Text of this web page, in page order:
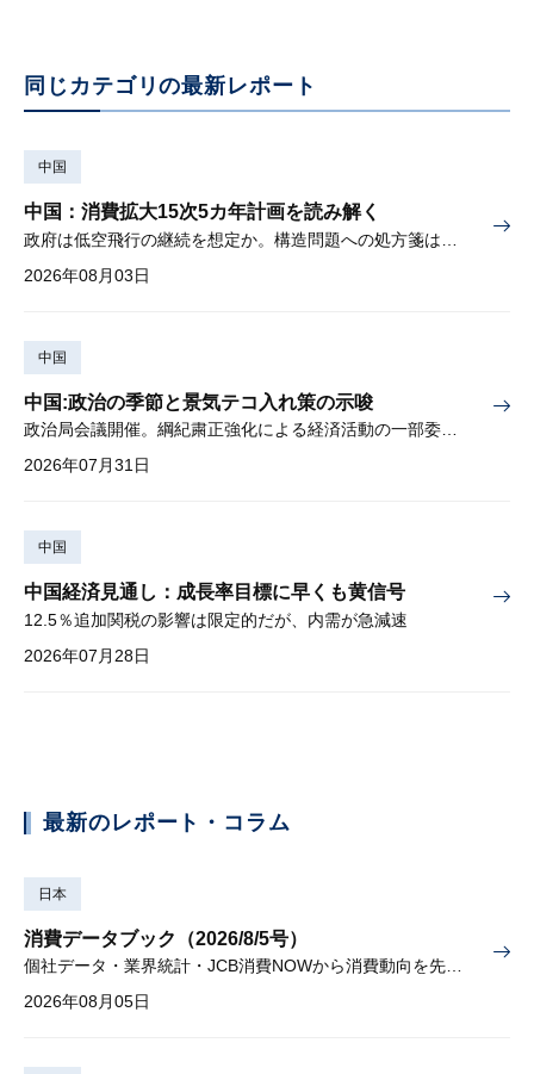
同じカテゴリの最新レポート
中国
中国：消費拡大15次5カ年計画を読み解く
2026年08月03日
中国
中国:政治の季節と景気テコ入れ策の示唆
政治局会議開催。綱紀粛正強化による経済活動の一部委縮懸念
2026年07月31日
中国
中国経済見通し：成長率目標に早くも黄信号
12.5％追加関税の影響は限定的だが、内需が急減速
2026年07月28日
最新のレポート・コラム
日本
消費データブック（2026/8/5号）
個社データ・業界統計・JCB消費NOWから消費動向を先取り
2026年08月05日